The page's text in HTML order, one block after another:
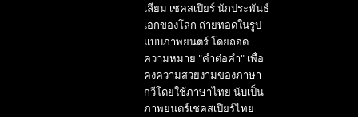
เลียม เชคสเปียร์ นักประพันธ์
เอกของโลก ถ่ายทอดในรูป
แบบภาพยนตร์ โดยถอด
ความหมาย "คำต่อคำ" เพื่อ
คงความสวยงามของภาษา
กวีโดยใช้ภาษาไทย นับเป็น
ภาพยนตร์เชคสเปียร์ไทย